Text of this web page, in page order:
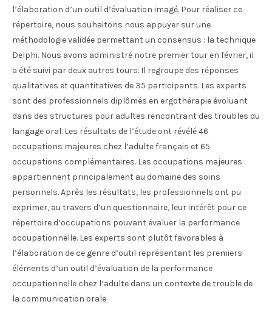
l’élaboration d’un outil d’évaluation imagé. Pour réaliser ce
répertoire, nous souhaitons nous appuyer sur une
méthodologie validée permettant un consensus : la technique
Delphi. Nous avons administré notre premier tour en février, il
a été suivi par deux autres tours. Il regroupe des réponses
qualitatives et quantitatives de 35 participants. Les experts
sont des professionnels diplômés en ergothérapie évoluant
dans des structures pour adultes rencontrant des troubles du
langage oral. Les résultats de l’étude ont révélé 46
occupations majeures chez l’adulte français et 65
occupations complémentaires. Les occupations majeures
appartiennent principalement au domaine des soins
personnels. Après les résultats, les professionnels ont pu
exprimer, au travers d’un questionnaire, leur intérêt pour ce
répertoire d’occupations pouvant évaluer la performance
occupationnelle. Les experts sont plutôt favorables à
l’élaboration de ce genre d’outil représentant les premiers
éléments d’un outil d’évaluation de la performance
occupationnelle chez l’adulte dans un contexte de trouble de
la communication orale